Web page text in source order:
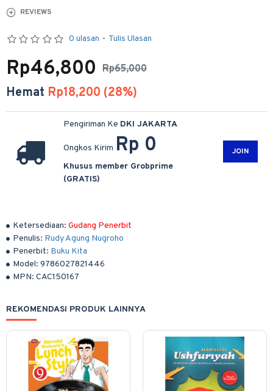
REVIEWS
Ketersediaan: Gudang Penerbit
Penulis: Rudy Agung Nugroho
Penerbit: Buku Kita
Model: 9786027821446
MPN: CAC150167
0 ulasan - Tulis Ulasan
Rp65,000
Rp46,800
Hemat Rp18,200 (28%)
Pengiriman Ke DKI JAKARTA
Ongkos Kirim Rp 0
Khusus member Grobprime
(GRATIS)
JOIN
REKOMENDASI PRODUK LAINNYA